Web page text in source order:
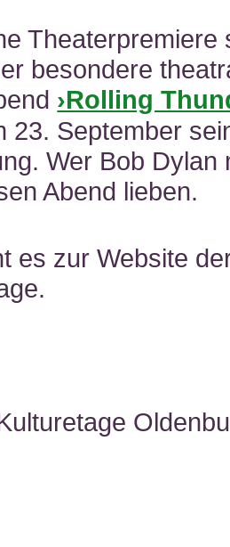
Theaterpremiere
besondere
›Rolling
23. September
Wer Bob Dylan
Abend lieben.
es zur Website